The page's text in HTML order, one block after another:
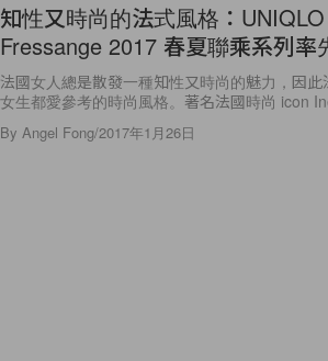
知性又時尚的法式風格：
Fressange 2017 春夏聯乘系列率
法國女人總是散發一種知性又時尚的魅力，因
女生都愛參考的時尚風格。著名法國時尚 icon
By Angel Fong/2017年1月26日